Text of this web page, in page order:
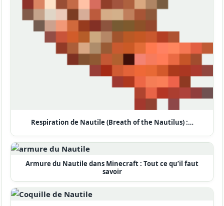
Respiration de Nautile (Breath of the Nautilus) :…
Armure du Nautile dans Minecraft : Tout ce qu’il faut
savoir